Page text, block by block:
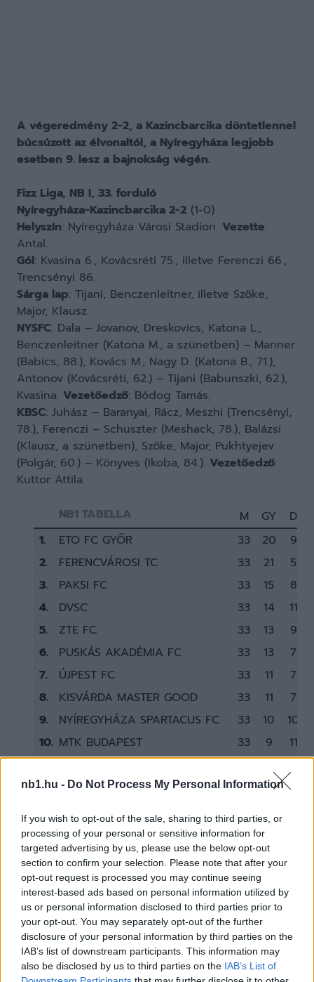
nb1.hu - Do Not Process My Personal Information
If you wish to opt-out of the sale, sharing to third parties, or
processing of your personal or sensitive information for
targeted advertising by us, please use the below opt-out
section to confirm your selection. Please note that after your
opt-out request is processed you may continue seeing
interest-based ads based on personal information utilized by
us or personal information disclosed to third parties prior to
your opt-out. You may separately opt-out of the further
disclosure of your personal information by third parties on the
IAB’s list of downstream participants. This information may
also be disclosed by us to third parties on the IAB’s List of
A végeredmény 2-2, a Kazincbarcika döntetlennel
búcsúzott az élvonaltól, a Nyíregyháza legjobb
esetben 9. lesz a bajnokság végén.
Fizz Liga, NB I, 33. forduló
Nyíregyháza-Kazincbarcika 2-2 (1-0)
Helyszín: Nyíregyháza Városi Stadion. Vezette:
Antal.
Gól: Kvasina 6., Kovácsréti 75., illetve Ferenczi 66.,
Trencsényi 86.
Sárga lap: Tijani, Benczenleitner, illetve Szőke,
Major, Klausz.
NYSFC: Dala – Jovanov, Dreskovics, Katona L.,
Benczenleitner (Katona M., a szünetben) – Manner
(Babics, 88.), Kovács M., Nagy D. (Katona B., 71.),
Antonov (Kovácsréti, 62.) – Tijani (Babunszki, 62.),
Kvasina. Vezetőedző: Bódog Tamás.
KBSC: Juhász – Baranyai, Rácz, Meszhi (Trencsényi,
78.), Ferenczi – Schuszter (Meshack, 78.), Balázsi
(Klausz, a szünetben), Szőke, Major, Pukhtyejev
(Polgár, 60.) – Könyves (Ikoba, 84.). Vezetőedző:
Kuttor Attila.
NB1 TABELLA M GY D
1.
ETO FC GYŐR 33 20 9
2.
FERENCVÁROSI TC 33 21 5
3.
PAKSI FC 33 15 8
4.
DVSC 33 14 11
5.
ZTE FC 33 13 9
6.
PUSKÁS AKADÉMIA FC 33 13 7
7.
ÚJPEST FC 33 11 7
8.
KISVÁRDA MASTER GOOD 33 11 7
9.
NYÍREGYHÁZA SPARTACUS FC 33 10 10
10. MTK BUDAPEST 33 9 11
12.
KOLORCITY KAZINCBARCIKA SC 33 6 4